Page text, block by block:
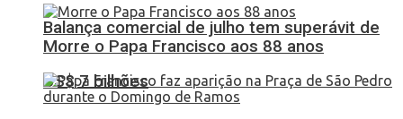
Balança comercial de julho tem superávit de
US$ 7 bilhões
Morre o Papa Francisco aos 88 anos